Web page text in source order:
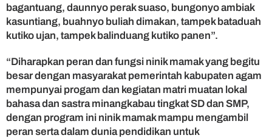
bagantuang, daunnyo perak suaso, bungonyo ambiak
kasuntiang, buahnyo buliah dimakan, tampek bataduah
kutiko ujan, tampek balinduang kutiko panen”.
“Diharapkan peran dan fungsi ninik mamak yang begitu
besar dengan masyarakat pemerintah kabupaten agam
mempunyai progam dan kegiatan matri muatan lokal
bahasa dan sastra minangkabau tingkat SD dan SMP,
dengan program ini ninik mamak mampu mengambil
peran serta dalam dunia pendidikan untuk